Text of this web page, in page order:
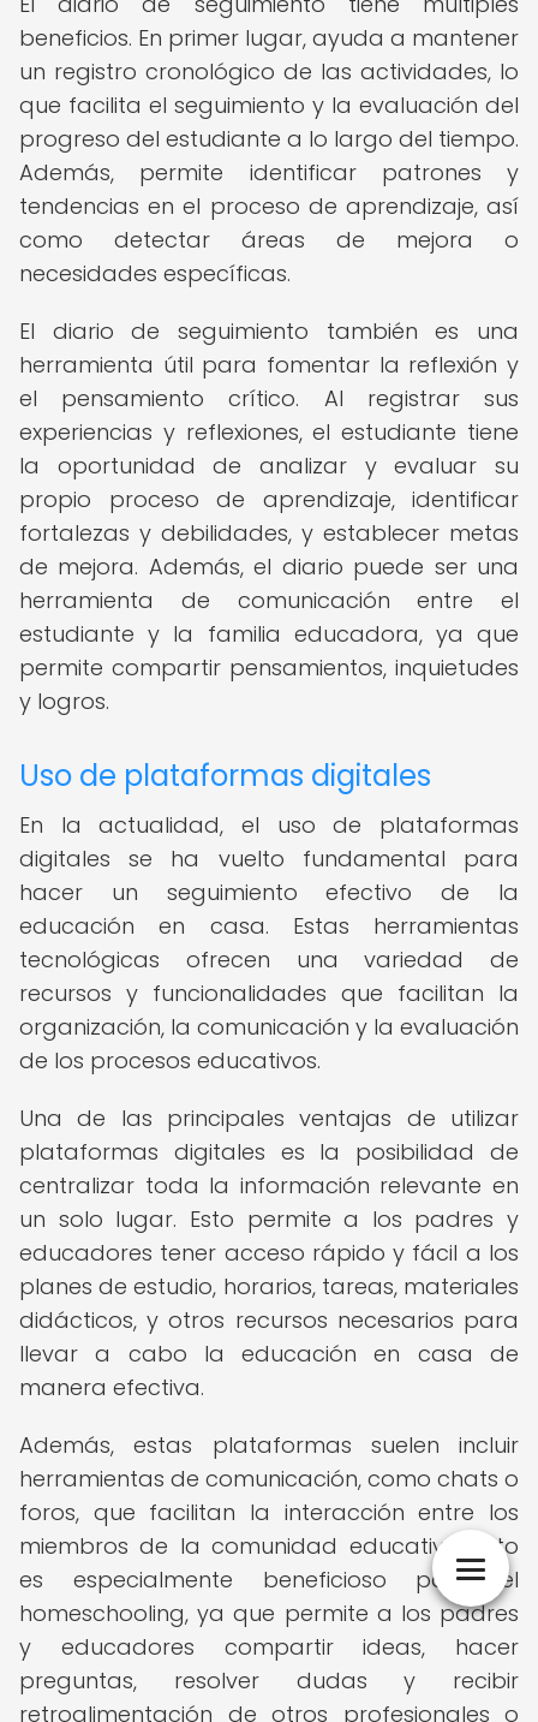
beneficios. En primer lugar, ayuda a mantener
un registro cronológico de las actividades, lo
que facilita el seguimiento y la evaluación del
progreso del estudiante a lo largo del tiempo.
Además, permite identificar patrones y
tendencias en el proceso de aprendizaje, así
como detectar áreas de mejora o
necesidades específicas.
El diario de seguimiento también es una
herramienta útil para fomentar la reflexión y
el pensamiento crítico. Al registrar sus
experiencias y reflexiones, el estudiante tiene
la oportunidad de analizar y evaluar su
propio proceso de aprendizaje, identificar
fortalezas y debilidades, y establecer metas
de mejora. Además, el diario puede ser una
herramienta de comunicación entre el
estudiante y la familia educadora, ya que
permite compartir pensamientos, inquietudes
y logros.
Uso de plataformas digitales
En la actualidad, el uso de plataformas
digitales se ha vuelto fundamental para
hacer un seguimiento efectivo de la
educación en casa. Estas herramientas
tecnológicas ofrecen una variedad de
recursos y funcionalidades que facilitan la
organización, la comunicación y la evaluación
de los procesos educativos.
Una de las principales ventajas de utilizar
plataformas digitales es la posibilidad de
centralizar toda la información relevante en
un solo lugar. Esto permite a los padres y
educadores tener acceso rápido y fácil a los
planes de estudio, horarios, tareas, materiales
didácticos, y otros recursos necesarios para
llevar a cabo la educación en casa de
manera efectiva.
Además, estas plataformas suelen incluir
herramientas de comunicación, como chats o
foros, que facilitan la interacción entre los
miembros de la comunidad educativa. Esto
es especialmente beneficioso para el
homeschooling, ya que permite a los padres
y educadores compartir ideas, hacer
preguntas, resolver dudas y recibir
retroalimentación de otros profesionales o